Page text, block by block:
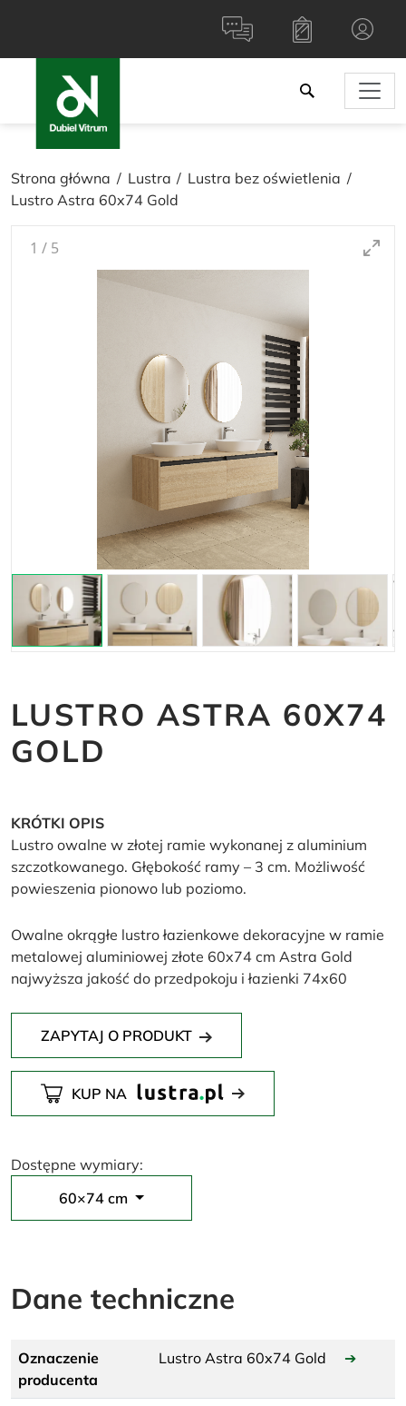
Strona główna Lustra
Lustra bez oświetlenia
Lustro Astra 60x74 Gold
1 / 5
LUSTRO ASTRA 60X74
GOLD
KRÓTKI OPIS
Lustro owalne w złotej ramie wykonanej z aluminium
szczotkowanego. Głębokość ramy – 3 cm. Możliwość
powieszenia pionowo lub poziomo.
Owalne okrągłe lustro łazienkowe dekoracyjne w ramie
metalowej aluminiowej złote 60x74 cm Astra Gold
najwyższa jakość do przedpokoju i łazienki 74x60
ZAPYTAJ O PRODUKT
KUP NA
Dostępne wymiary:
60×74 cm
Dane techniczne
Oznaczenie
producenta
Lustro Astra 60x74 Gold ➔